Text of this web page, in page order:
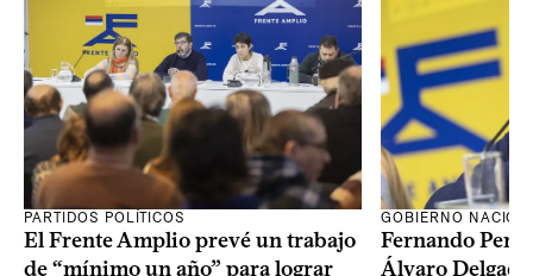
PARTIDOS POLÍTICOS
El Frente Amplio prevé un trabajo
de “mínimo un año” para lograr
GOBIERNO
Fernando
Álvaro